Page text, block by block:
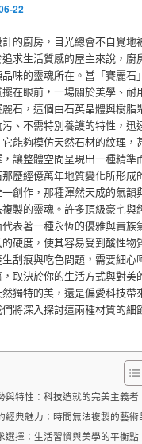
22
的廚房，目光總會不自覺地
求生活質感的屋主來說，廚
味的靈魂所在。當「賽麗石
在眼前，一場關於美學、耐
石，這個由石英晶體與樹脂
、不需特別養護的特性，迅
能夠模仿天然石材的紋理，
讓整體空間呈現出一種精準
歷經億萬年地質變化所形成
創作，那種渾然天成的氣韻
製的靈魂。許多頂級豪宅與
表著一種永恆的優雅與貴族
硬度，使其容易受到酸性物
刮痕與吃色問題，需要細心
取決於你的生活方式與對美
獨特的美，還是偏愛科技帶
將深入探討這兩種材質的細
與特性：科技造就的完美主義者
經典魅力：時間無法複製的藝術
選擇：生活習慣與美學的平衡點